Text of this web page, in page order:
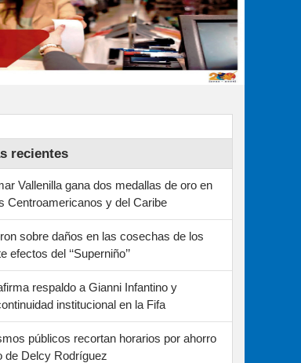
recientes
Vallenilla gana dos medallas de oro en
Centroamericanos y del Caribe
sobre daños en las cosechas de los
efectos del ‘‘Superniño’’
respaldo a Gianni Infantino y
institucional en la Fifa
públicos recortan horarios por ahorro
de Delcy Rodríguez